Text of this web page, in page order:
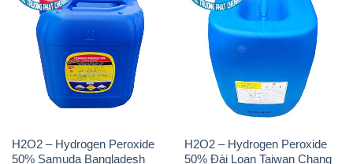
H2O2 – Hydrogen Peroxide
50% Samuda Bangladesh
H2O2 – Hydrogen Peroxide
50% Đài Loan Taiwan Chang